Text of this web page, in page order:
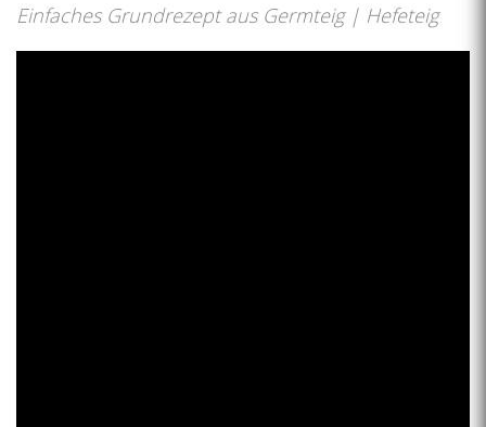
Einfaches Grundrezept aus Germteig | Hefeteig